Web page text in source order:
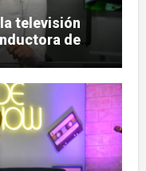
televisión
de